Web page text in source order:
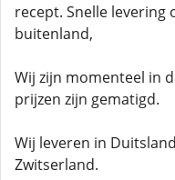
recept. Snelle levering
buitenland,
Wij zijn momenteel in
prijzen zijn gematigd.
Wij leveren in
Zwitserland.